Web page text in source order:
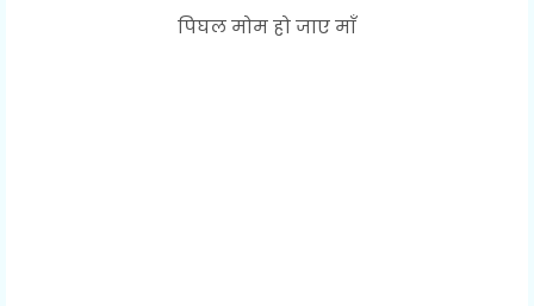
पिघल मोम हो जाए माँ